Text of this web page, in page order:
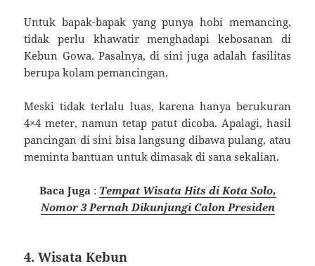
Untuk bapak-bapak yang punya hobi memancing,
tidak perlu khawatir menghadapi kebosanan di
Kebun Gowa. Pasalnya, di sini juga adalah fasilitas
berupa kolam pemancingan.
Meski tidak terlalu luas, karena hanya berukuran
4×4 meter, namun tetap patut dicoba. Apalagi, hasil
pancingan di sini bisa langsung dibawa pulang, atau
meminta bantuan untuk dimasak di sana sekalian.
Baca Juga : Tempat Wisata Hits di Kota Solo,
Nomor 3 Pernah Dikunjungi Calon Presiden
4. Wisata Kebun